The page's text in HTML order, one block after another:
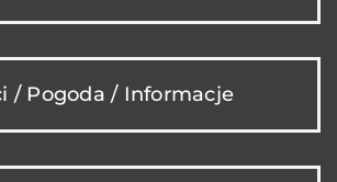
/ Pogoda / Informacje